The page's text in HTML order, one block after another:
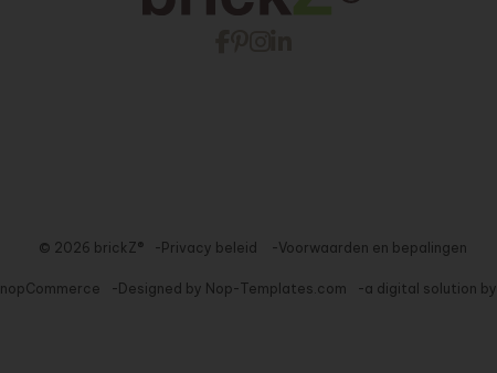
© 2026 brickZ® Privacy beleid Voorwaarden en bepalingen
nopCommerce Designed by Nop-Templates.com a digital solution by